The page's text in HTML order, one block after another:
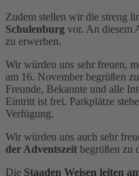
Zudem stellen wir die streng
Schulenburg vor. An diesem
zu erwerben.
Wir würden uns sehr freuen,
am 16. November begrüßen
Freunde, Bekannte und alle
Eintritt ist frei. Parkplätze
Verfügung.
Wir würden uns auch sehr
der Adventszeit begrüßen zu
Die Staaden Weisen leiten